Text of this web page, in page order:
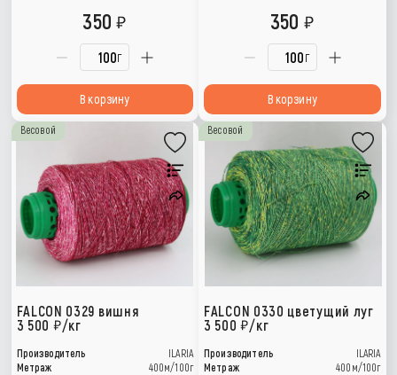
г
350
В корзину
г
350
В корзину
Весовой
FALCON 0329 вишня
3 500
/кг
Производитель
ILARIA
Метраж
400м/100г
Весовой
FALCON 0330 цветущий луг
3 500 /кг
Производитель
ILARIA
Метраж
400м/100г